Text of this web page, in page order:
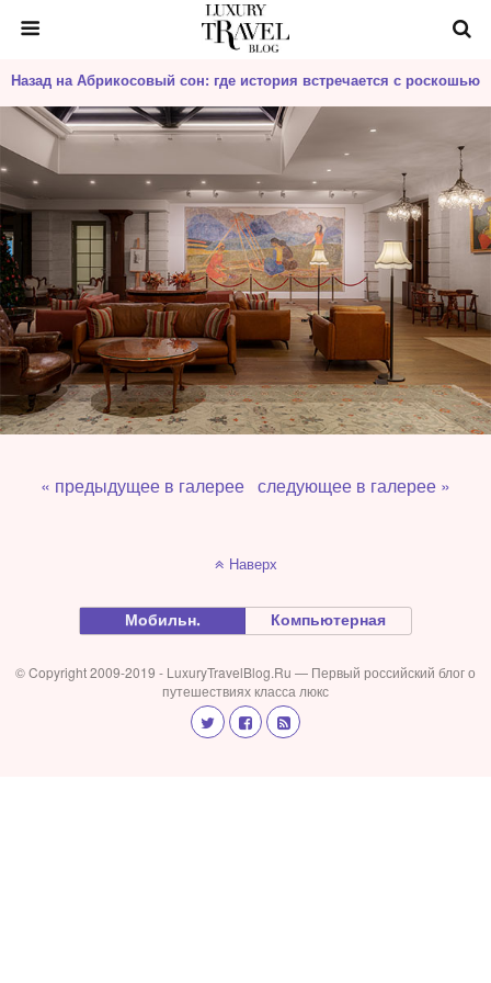
Назад на Абрикосовый сон: где история встречается с роскошью
« предыдущее в галерее следующее в галерее »
Наверх
Мобильн. Компьютерная
© Copyright 2009-2019 - LuxuryTravelBlog.Ru — Первый российский блог о
путешествиях класса люкс